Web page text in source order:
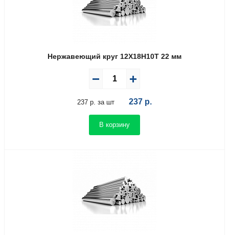
Нержавеющий круг 12Х18Н10Т 22 мм
237 р. за шт 237 р.
В корзину